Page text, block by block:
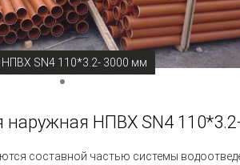
SN4 110*3.2- 3000 мм
наружная НПВХ SN4
составной частью системы